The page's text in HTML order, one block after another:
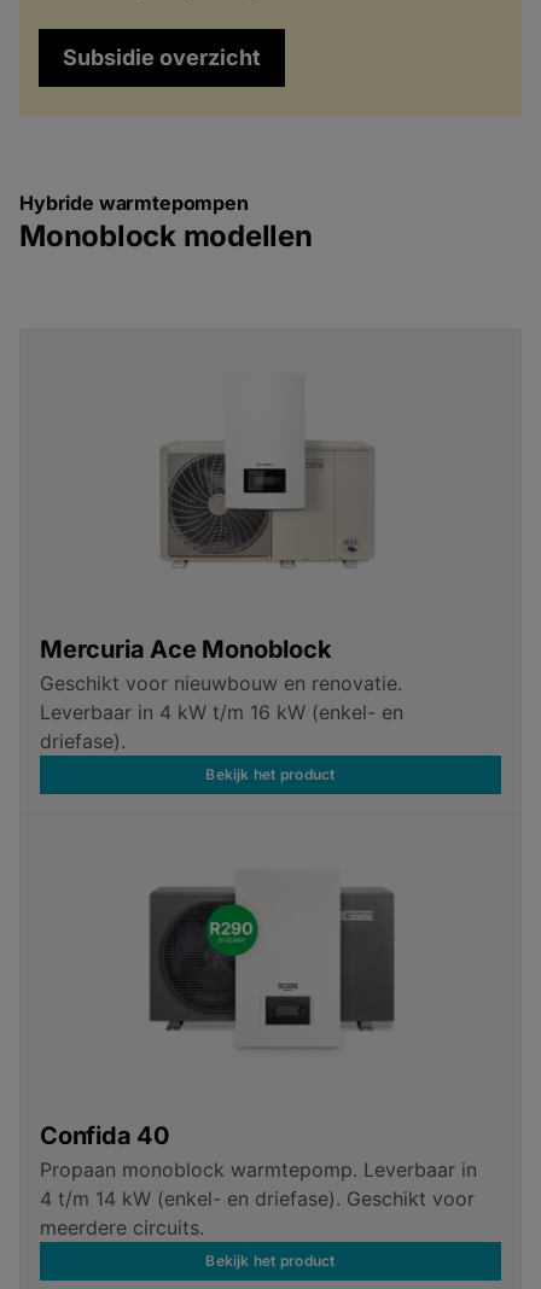
Subsidie overzicht
Hybride warmtepompen
Monoblock modellen
Mercuria Ace Monoblock
Geschikt voor nieuwbouw en renovatie.
Leverbaar in 4 kW t/m 16 kW (enkel- en
driefase).
Bekijk het product
Confida 40
Propaan monoblock warmtepomp. Leverbaar in
4 t/m 14 kW (enkel- en driefase). Geschikt voor
meerdere circuits.
Bekijk het product